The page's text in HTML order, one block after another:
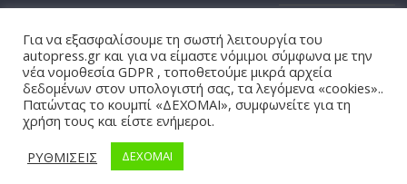
Πνευματικά Δικαιώματα © 2026AUTOPRESS . Τα πνευματικά
δικαιώματα προστατεύονται.
Θέμα:ColorMagαπό ThemeGrill. Κατασκευασμένο με
WordPress
Για να εξασφαλίσουμε τη σωστή λειτουργία του
autopress.gr και για να είμαστε νόμιμοι σύμφωνα με την
νέα νομοθεσία GDPR , τοποθετούμε μικρά αρχεία
δεδομένων στον υπολογιστή σας, τα λεγόμενα «cookies»..
Πατώντας το κουμπί «ΔΕΧΟΜΑΙ», συμφωνείτε για τη
χρήση τους και είστε ενήμεροι.
ΡΥΘΜΙΣΕΙΣ
ΔΕΧΟΜΑΙ